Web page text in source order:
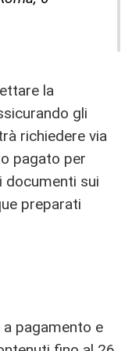
la
gli
richiedere via
pagato per
documenti sui
preparati
a pagamento e